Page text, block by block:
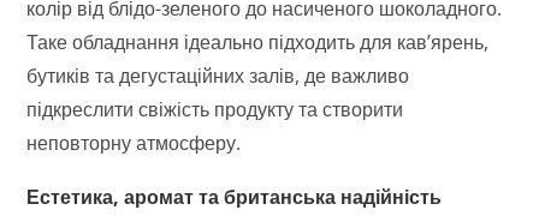
колір від блідо-зеленого до насиченого шоколадного.
Таке обладнання ідеально підходить для кав’ярень,
бутиків та дегустаційних залів, де важливо
підкреслити свіжість продукту та створити
неповторну атмосферу.
Естетика, аромат та британська надійність